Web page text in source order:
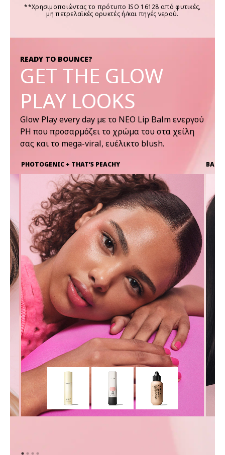
**Χρησιμοποιώντας το πρότυπο ISO 16128 από φυτικές,
μη πετρελαϊκές ορυκτές ή/και πηγές νερού.
READY TO BOUNCE?
GET THE GLOW
PLAY LOOKS
Glow Play every day με το ΝΕΟ Lip Balm ενεργού
PH που προσαρμόζει το χρώμα του στα χείλη
σας και το mega-viral, ευέλικτο blush.
PHOTOGENIC + THAT’S PEACHY